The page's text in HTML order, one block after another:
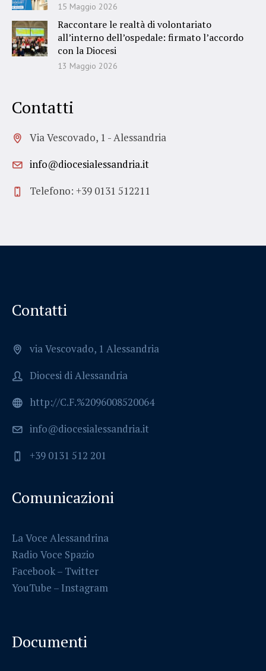
15 Maggio 2026
Raccontare le realtà di volontariato
all’interno dell’ospedale: firmato l’accordo
con la Diocesi
13 Maggio 2026
Contatti
Via Vescovado, 1 - Alessandria
info@diocesialessandria.it
Telefono: +39 0131 512211
Contatti
via Vescovado, 1 Alessandria
Diocesi di Alessandria
http://C.F.%2096008520064
info@diocesialessandria.it
+39 0131 512 201
Comunicazioni
La Voce Alessandrina
Radio Voce Spazio
Facebook– Twitter
YouTube – Instagram
Documenti